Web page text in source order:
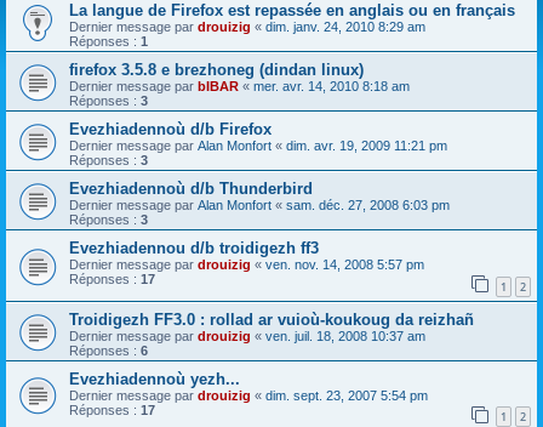
La langue de Firefox est repassée en anglais ou en français
Dernier message par drouizig « dim. janv. 24, 2010 8:29 am
Réponses : 1
firefox 3.5.8 e brezhoneg (dindan linux)
Dernier message par bIBAR « mer. avr. 14, 2010 8:18 am
Réponses : 3
Evezhiadennoù d/b Firefox
Dernier message par Alan Monfort « dim. avr. 19, 2009 11:21 pm
Réponses : 3
Evezhiadennoù d/b Thunderbird
Dernier message par Alan Monfort « sam. déc. 27, 2008 6:03 pm
Réponses : 3
Evezhiadennou d/b troidigezh ff3
Dernier message par drouizig « ven. nov. 14, 2008 5:57 pm
Réponses : 17 1 2
Troidigezh FF3.0 : rollad ar vuioù-koukoug da reizhañ
Dernier message par drouizig « ven. juil. 18, 2008 10:37 am
Réponses : 6
Evezhiadennoù yezh...
Dernier message par drouizig « dim. sept. 23, 2007 5:54 pm
Réponses : 17 1 2